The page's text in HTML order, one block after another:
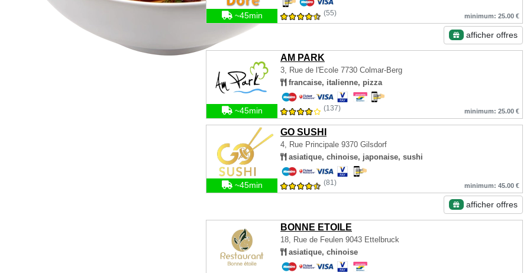
~45min (55) minimum: 25.00 €
afficher offres
AM PARK
3, Rue de l'Ecole 7730 Colmar-Berg
francaise, italienne, pizza
~45min (137) minimum: 25.00 €
GO SUSHI
4, Rue Principale 9370 Gilsdorf
asiatique, chinoise, japonaise, sushi
~45min (81) minimum: 45.00 €
afficher offres
BONNE ETOILE
18, Rue de Feulen 9043 Ettelbruck
asiatique, chinoise